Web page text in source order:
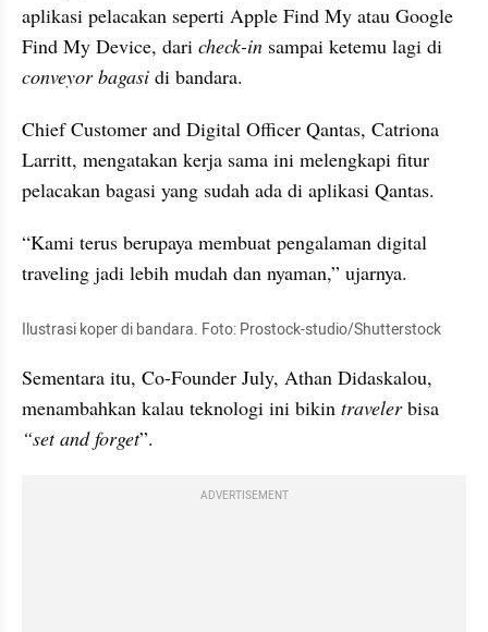
aplikasi pelacakan seperti Apple Find My atau Google
Find My Device, dari check-in
conveyor bagasi di bandara.
Chief Customer and Digital Officer Qantas, Catriona
Larritt, mengatakan kerja sama ini melengkapi fitur
pelacakan bagasi yang sudah ada di aplikasi Qantas.
“Kami terus berupaya membuat pengalaman digital
traveling jadi lebih mudah dan nyaman,” ujarnya.
Ilustrasi koper di bandara. Foto: Prostock-studio/Shutterstock
Sementara itu, Co-Founder July, Athan Didaskalou,
menambahkan kalau teknologi ini bikin traveler
“set and forget”.
ADVERTISEMENT